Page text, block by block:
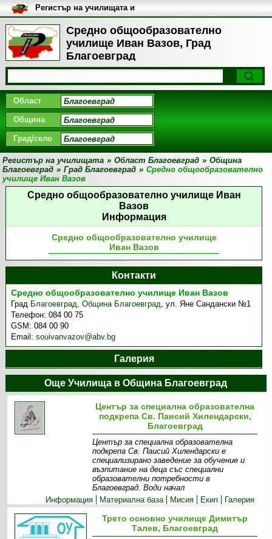
Средно общообразователно
училище Иван Вазов, Град
Благоевград
Регистър на училищата и
университетите в България
Област
Община
Град/село
Регистър на училищата » Област Благоевград » Община
Благоевград » Град Благоевград » Средно общообразователно
училище Иван Вазов
Средно общообразователно училище Иван
Вазов
Информация
Средно общообразователно училище
Иван Вазов
Контакти
Средно общообразователно училище Иван Вазов
Град Благоевград,Община Благоевград,ул. Яне Сандански №1
Телефон:084 00 75
GSM:084 00 90
Email:souivanvazov@abv.bg
Галерия
Още Училища в Община Благоевград
Център за специална образователна
подкрепа Св. Паисий Хилендарски,
Благоевград
Център за специална образователна
подкрепа Св. Паисий Хилендарски е
специализирано заведение за обучение и
възпитание на деца със специални
образователни потребности в
Благоевград. Води начал
Информация
Материална база Мисия Екип Галерия
Трето основно училище Димитър
Талев, Благоевград